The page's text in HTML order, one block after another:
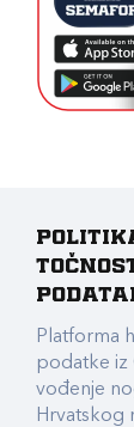
Platforma
podatke iz
vođenje
Hrvatskog